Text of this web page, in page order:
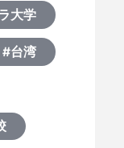
大学
#台湾